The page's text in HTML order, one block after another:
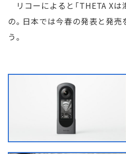
リコーによると「THETA Xは
の。日本では今春の発表と発売
う。